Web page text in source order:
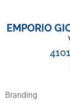
EMPORIO
Branding